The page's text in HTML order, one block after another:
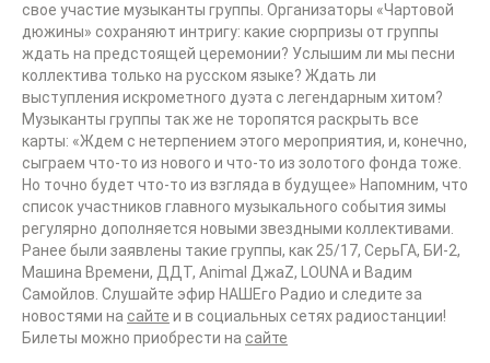
свое участие музыканты группы. Организаторы «Чартовой
дюжины» сохраняют интригу: какие сюрпризы от группы
ждать на предстоящей церемонии? Услышим ли мы песни
коллектива только на русском языке? Ждать ли
выступления искрометного дуэта с легендарным хитом?
Музыканты группы так же не торопятся раскрыть все
карты: «Ждем с нетерпением этого мероприятия, и, конечно,
сыграем что-то из нового и что-то из золотого фонда тоже.
Но точно будет что-то из взгляда в будущее» Напомним, что
список участников главного музыкального события зимы
регулярно дополняется новыми звездными коллективами.
Ранее были заявлены такие группы, как 25/17, СерьГА, БИ-2,
Машина Времени, ДДТ, Animal ДжаZ, LOUNA и Вадим
Самойлов. Слушайте эфир НАШЕго Радио и следите за
новостями на сайте и в социальных сетях радиостанции!
Билеты можно приобрести на сайте